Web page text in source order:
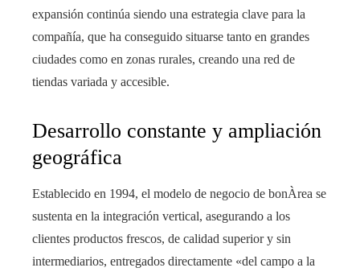
expansión continúa siendo una estrategia clave para la
compañía, que ha conseguido situarse tanto en grandes
ciudades como en zonas rurales, creando una red de
tiendas variada y accesible.
Desarrollo constante y ampliación
geográfica
Establecido en 1994, el modelo de negocio de bonÀrea se
sustenta en la integración vertical, asegurando a los
clientes productos frescos, de calidad superior y sin
intermediarios, entregados directamente «del campo a la